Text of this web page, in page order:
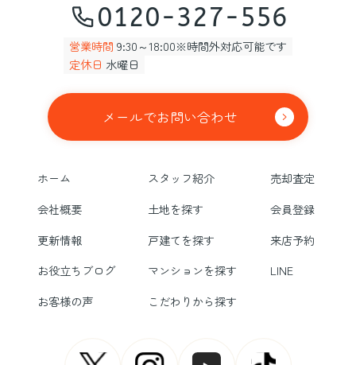
0120-327-556
営業時間 9:30～18:00※時間外対応可能です
定休日 水曜日
メールでお問い合わせ
ホーム スタッフ紹介
売却査定
会社概要
土地を探す
会員登録
更新情報
戸建てを探す
来店予約
お役立ちブログ
マンションを探す
LINE
お客様の声
こだわりから探す